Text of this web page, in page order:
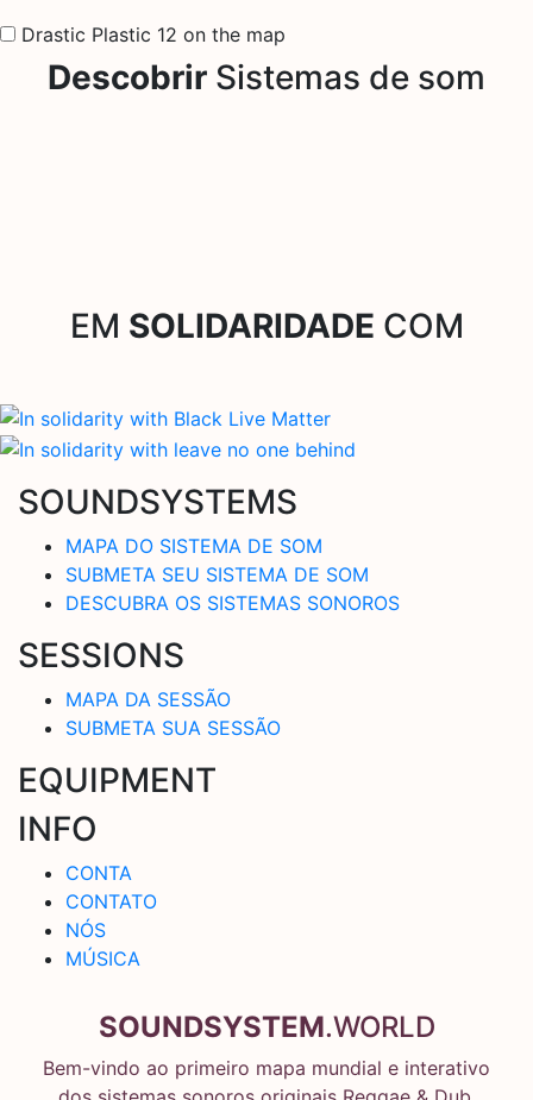
Drastic Plastic 12 on the map
Descobrir Sistemas de som
EM SOLIDARIDADE COM
SOUNDSYSTEMS
MAPA DO SISTEMA DE SOM
SUBMETA SEU SISTEMA DE SOM
DESCUBRA OS SISTEMAS SONOROS
SESSIONS
MAPA DA SESSÃO
SUBMETA SUA SESSÃO
EQUIPMENT
INFO
CONTA
CONTATO
NÓS
MÚSICA
SOUNDSYSTEM.WORLD
Bem-vindo ao primeiro mapa mundial e interativo